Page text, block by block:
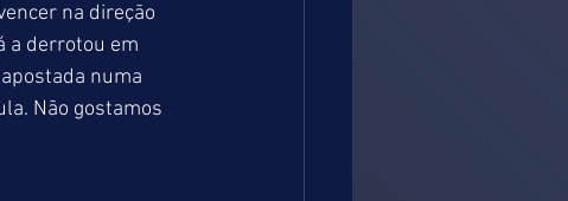
na direção
a derrotou em
numa
Não gostamos